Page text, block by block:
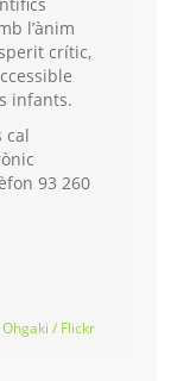
l’ànim
crític,
infants.
cal
93 260
/ Flickr